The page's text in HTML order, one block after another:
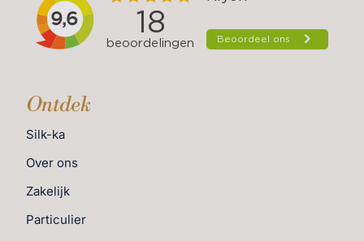
Ontdek
Silk-ka
Over ons
Zakelijk
Particulier